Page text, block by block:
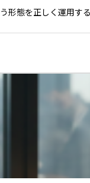
形態を正しく運用す